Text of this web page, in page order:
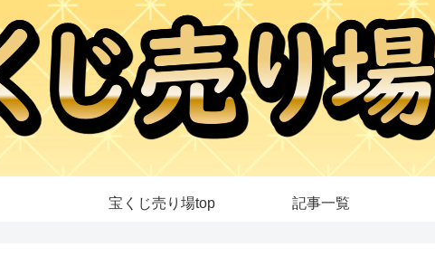
宝くじ売り場top 記事一覧